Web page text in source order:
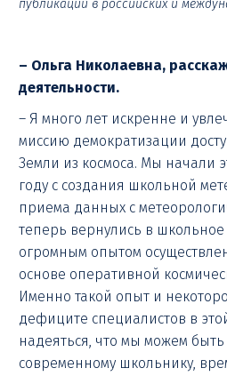
публикаций в российских и
– Ольга Николаевна,
деятельности.
– Я много лет искренне и
миссию демократизации
Земли из космоса. Мы начали
году с создания школьной
приема данных с
теперь вернулись в
огромным опытом
основе оперативной
Именно такой опыт и
дефиците специалистов в
надеяться, что мы можем
современному школьнику,